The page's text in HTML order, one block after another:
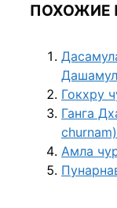
ПОХОЖИЕ
Гокхру
Ганга
churnam)
Амла